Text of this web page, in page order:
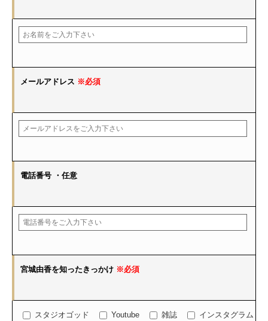
メールアドレス ※必須
電話番号 ・任意
宮城由香を知ったきっかけ ※必須
スタジオゴッド Youtube 雑誌
インスタグラム